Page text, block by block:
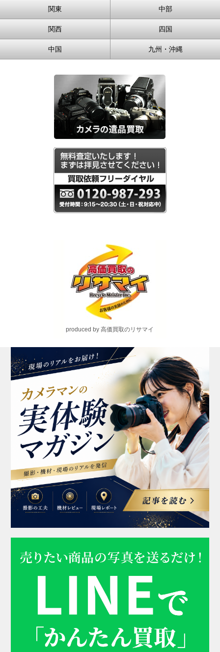
関東 中部
関西 四国
中国 九州・沖縄
produced by 高価買取のリサマイ